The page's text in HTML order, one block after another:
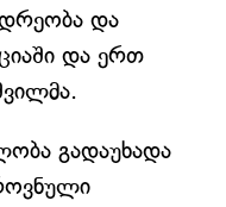
და
და ერთ
გადაუხადა